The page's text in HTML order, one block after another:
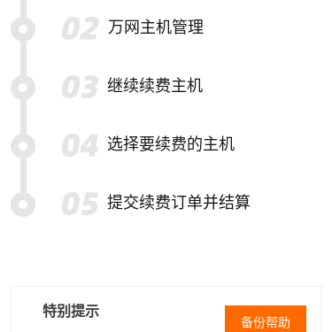
万网主机管理
继续续费主机
选择要续费的主机
提交续费订单并结算
特别提示
备份帮助